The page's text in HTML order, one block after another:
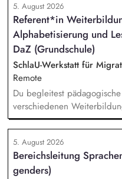
5. August 2026
Referent*in
Alphabetisierung und
DaZ (Grundschule)
SchlaU-Werkstatt für
Remote
Du begleitest
verschiedenen
Online-Workshops bis hin
Online-Selbstlernkurse für
Die inhaltlichen
Bereichen Lesen lernen,
Alphabetisierung in der
5. August 2026
Bereichsleitung
genders)